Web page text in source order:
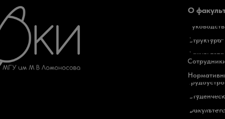
О
факультета
Структура
факультета